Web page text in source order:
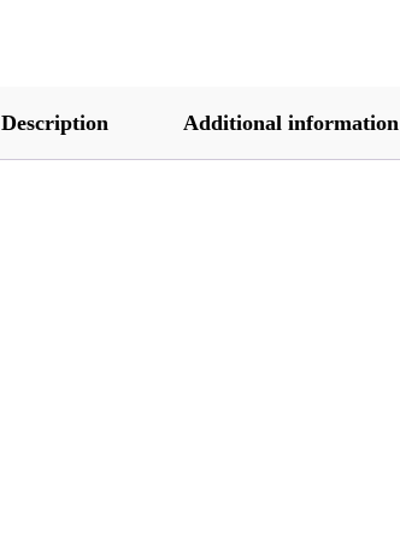
Description Additional information